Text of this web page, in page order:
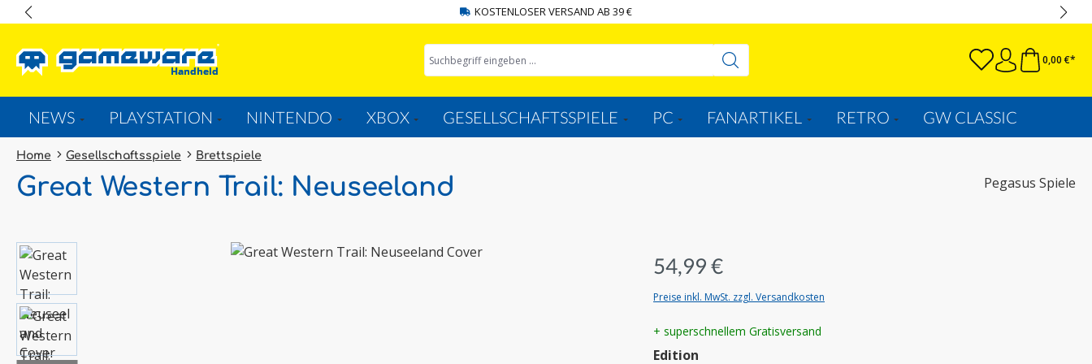
KOSTENLOSER VERSAND AB 39 €
0,00 €*
NEWS PLAYSTATION NINTENDO XBOX GESELLSCHAFTSSPIELE PC FANARTIKEL RETRO GW CLASSIC
Home Gesellschaftsspiele Brettspiele
Great Western Trail: Neuseeland Pegasus Spiele
Bildergalerie überspringen
54,99 €
Preise inkl. MwSt. zzgl. Versandkosten
+ superschnellem Gratisversand
Edition